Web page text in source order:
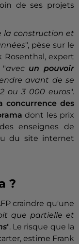
de ses projets
la construction et
", pèse sur le
Rosenthal, expert
"avecun pouvoir
avant de se
ou 3 000 euros".
concurrence des
dont les prix
enseignes de
du site internet
?
craindre qu'une
que partielle et
". Le risque que la
estime Frank